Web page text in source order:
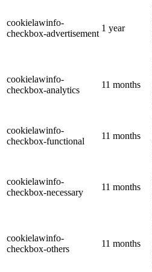
cookielawinfo-
checkbox-advertisement
1 year
cookielawinfo-
checkbox-analytics
11 months
cookielawinfo-
checkbox-functional
11 months
cookielawinfo-
checkbox-necessary
11 months
cookielawinfo-
checkbox-others
11 months